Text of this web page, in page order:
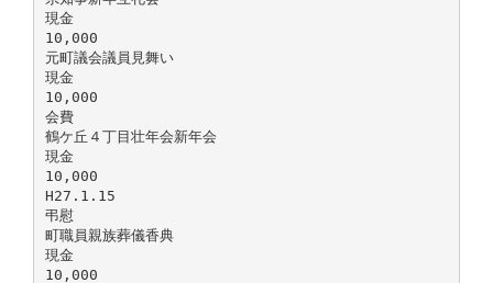
現金
10,000
元町議会議員見舞い
現金
10,000
会費
鶴ケ丘４丁目壮年会新年会
現金
10,000
H27.1.15
弔慰
町職員親族葬儀香典
現金
10,000